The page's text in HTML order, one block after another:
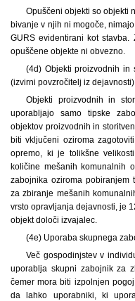
Opuščeni objekti so objekti
bivanje v njih ni mogoče,
GURS evidentirani kot
opuščene objekte ni obvezno.
(4d) Objekti proizvodnih in
(izvirni povzročitelj iz dejavnosti)
Objekti proizvodnih in
uporabljajo samo tipske
objektov proizvodnih in
biti vključeni oziroma
opremo, ki je tolikšne
količine mešanih komunalnih
zabojnika oziroma pobiranjem
za zbiranje mešanih
vrsto opravljanja dejavnosti, je
objekt določi izvajalec.
(4e) Uporaba skupnega
Več gospodinjstev v
uporablja skupni zabojnik za
čemer mora biti izpolnjen
da lahko uporabniki, ki